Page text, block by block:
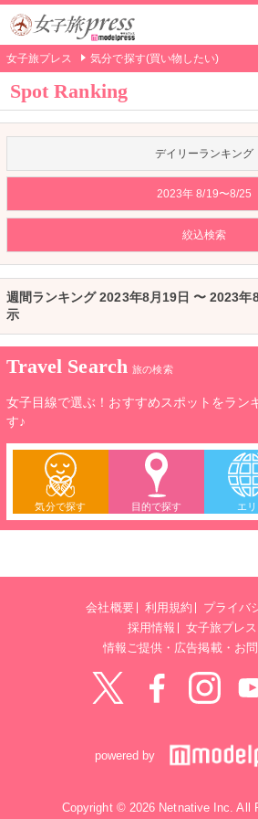
女子旅プレス 気分で探す(買い物したい)
Spot Ranking
デイリーランキング
2023年 8/19〜8/25
絞込検索
週間ランキング 2023年8月19日 〜 2023年
示
Travel Search 旅の検索
女子目線で選ぶ！おすすめスポットをラン
す♪
気分で探す 目的で探す エ
会社概要 利用規約
プライバ
採用情報
女子旅プレ
情報ご提供・広告掲載・お
powered by
Copyright © 2026 Netnative Inc. All